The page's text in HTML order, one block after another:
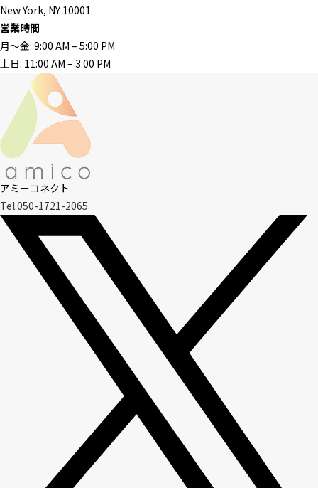
New York, NY 10001
営業時間
月〜金: 9:00 AM – 5:00 PM
土日: 11:00 AM – 3:00 PM
アミーコネクト
Tel.050-1721-2065